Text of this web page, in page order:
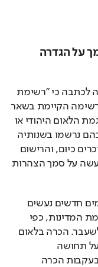
הגדרה
מרשות האוכלוסין וההגירה נמסר בתגובה לכתבה כי "רשימת
הלאומים המוכרים כיום בישראל דומה לרשימה הקיימת בשאר
מדינות העולם, למעט חריגים בודדים, דוגמת הלאום היהודי או
הלאום הערבי. קיימים מקרים בודדים שבהם נרשמו בשנותיה
הראשונות של המדינה לאומים שאינם מוכרים כיום, והרישום
הראשוני של הלאום במרשם האוכלוסין נעשה על סמך הצהרות
"שינוי ברשימת הלאומים או הוספת לאומים חדשים נעשים
בהתאם להכרה הבינלאומית ולשינוי רשימת המדינות, כפי
שנעשה, למשל, עם פיצולה של בריה"מ לשעבר. הכרה בלאום
לא יכולה להסתמך על הגדרה עצמית או על תחושה
סובייקטיבית. להכרה בלאום נוסף, שלא בעקבות הכרה